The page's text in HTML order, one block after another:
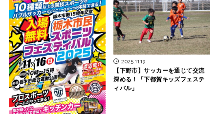
2025.11.19
【下野市】サッカーを通じて交流
深める！「下都賀キッズフェステ
ィバル」